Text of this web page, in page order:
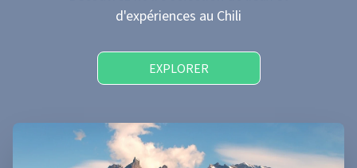
d'expériences au Chili
EXPLORER